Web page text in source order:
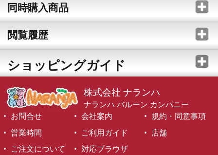
同時購入商品
閲覧履歴
ショッピングガイド
株式会社 ナランハ
ナランハ バルーン カンパニー
お問合せ
会社案内
規約・同意事項
営業時間
ご利用ガイド
店舗
ご注文について
対応ブラウザ